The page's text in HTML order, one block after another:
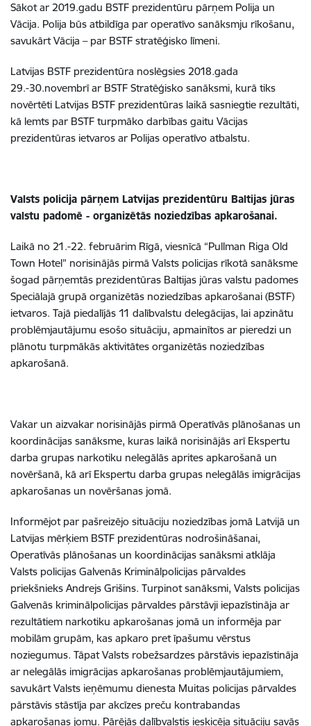
Sākot ar 2019.gadu BSTF prezidentūru pārņem Polija un
Vācija. Polija būs atbildīga par operatīvo sanāksmju rīkošanu,
savukārt Vācija – par BSTF stratēģisko līmeni.
Latvijas BSTF prezidentūra noslēgsies 2018.gada
29.-30.novembrī ar BSTF Stratēģisko sanāksmi, kurā tiks
novērtēti Latvijas BSTF prezidentūras laikā sasniegtie rezultāti,
kā lemts par BSTF turpmāko darbības gaitu Vācijas
prezidentūras ietvaros ar Polijas operatīvo atbalstu.
Valsts policija pārņem Latvijas prezidentūru Baltijas jūras
valstu padomē - organizētās noziedzības apkarošanai.
Laikā no 21.-22. februārim Rīgā, viesnīcā “Pullman Riga Old
Town Hotel” norisinājās pirmā Valsts policijas rīkotā sanāksme
šogad pārņemtās prezidentūras Baltijas jūras valstu padomes
Speciālajā grupā organizētās noziedzības apkarošanai (BSTF)
ietvaros. Tajā piedalījās 11 dalībvalstu delegācijas, lai apzinātu
problēmjautājumu esošo situāciju, apmainītos ar pieredzi un
plānotu turpmākās aktivitātes organizētās noziedzības
apkarošanā.
Vakar un aizvakar norisinājās pirmā Operatīvās plānošanas un
koordinācijas sanāksme, kuras laikā norisinājās arī Ekspertu
darba grupas narkotiku nelegālās aprites apkarošanā un
novēršanā, kā arī Ekspertu darba grupas nelegālās imigrācijas
apkarošanas un novēršanas jomā.
Informējot par pašreizējo situāciju noziedzības jomā Latvijā un
Latvijas mērķiem BSTF prezidentūras nodrošināšanai,
Operatīvās plānošanas un koordinācijas sanāksmi atklāja
Valsts policijas Galvenās Kriminālpolicijas pārvaldes
priekšnieks Andrejs Grišins. Turpinot sanāksmi, Valsts policijas
Galvenās kriminālpolicijas pārvaldes pārstāvji iepazīstināja ar
rezultātiem narkotiku apkarošanas jomā un informēja par
mobilām grupām, kas apkaro pret īpašumu vērstus
noziegumus. Tāpat Valsts robežsardzes pārstāvis iepazīstināja
ar nelegālās imigrācijas apkarošanas problēmjautājumiem,
savukārt Valsts ieņēmumu dienesta Muitas policijas pārvaldes
pārstāvis stāstīja par akcīzes preču kontrabandas
apkarošanas jomu. Pārējās dalībvalstis ieskicēja situāciju savās